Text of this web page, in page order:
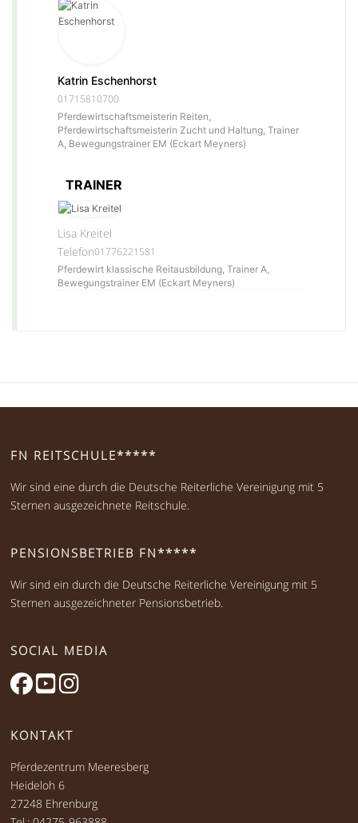
Katrin Eschenhorst
01715810700
Pferdewirtschaftsmeisterin Reiten,
Pferdewirtschaftsmeisterin Zucht und Haltung, Trainer
A, Bewegungstrainer EM (Eckart Meyners)
TRAINER
Lisa Kreitel
Telefon01776221581
Pferdewirt klassische Reitausbildung, Trainer A,
Bewegungstrainer EM (Eckart Meyners)
FN REITSCHULE*****
Wir sind eine durch die Deutsche Reiterliche Vereinigung mit 5
Sternen ausgezeichnete Reitschule.
PENSIONSBETRIEB FN*****
Wir sind ein durch die Deutsche Reiterliche Vereinigung mit 5
Sternen ausgezeichneter Pensionsbetrieb.
SOCIAL MEDIA
KONTAKT
Pferdezentrum Meeresberg
Heideloh 6
27248 Ehrenburg